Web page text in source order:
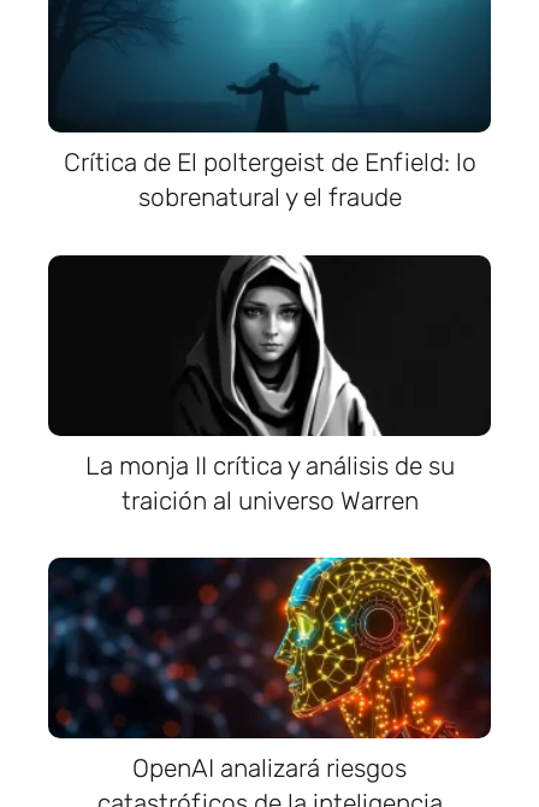
Crítica de El poltergeist de Enfield: lo
sobrenatural y el fraude
La monja II crítica y análisis de su
traición al universo Warren
OpenAI analizará riesgos